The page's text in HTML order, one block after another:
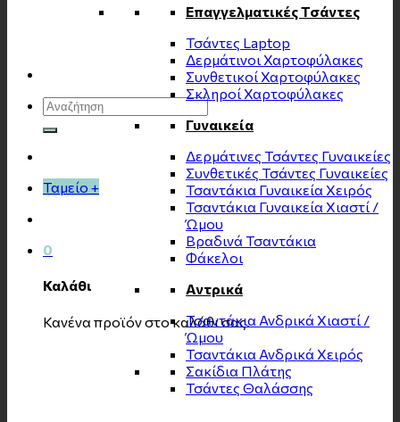
Αναζήτηση
για:
Ταμείο +
0
Καλάθι
Κανένα προϊόν στο καλάθι σας.
Επαγγελματικές Τσάντες
Τσάντες Laptop
Δερμάτινοι Χαρτοφύλακες
Συνθετικοί Χαρτοφύλακες
Σκληροί Χαρτοφύλακες
Γυναικεία
Δερμάτινες Τσάντες Γυναικείες
Συνθετικές Τσάντες Γυναικείες
Τσαντάκια Γυναικεία Χειρός
Τσαντάκια Γυναικεία Χιαστί /
Ώμου
Βραδινά Τσαντάκια
Φάκελοι
Αντρικά
Τσαντάκια Ανδρικά Χιαστί /
Ώμου
Τσαντάκια Ανδρικά Χειρός
Σακίδια Πλάτης
Τσάντες Θαλάσσης